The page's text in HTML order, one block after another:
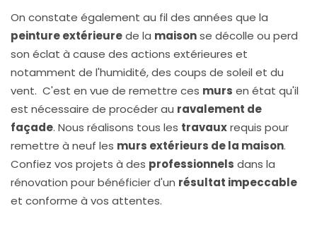
On constate également au fil des années que la
peinture extérieurede la maisonse décolle ou perd
son éclat à cause des actions extérieures et
notamment de l'humidité, des coups de soleil et du
vent. C'est en vue de remettre ces murs en état qu'il
est nécessaire de procéder au ravalement de
façade. Nous réalisons tous les travauxrequis pour
remettre à neuf les murs extérieurs de la maison.
Confiez vos projets à des professionnels dans la
rénovation pour bénéficier d'un résultat impeccable
et conforme à vos attentes.